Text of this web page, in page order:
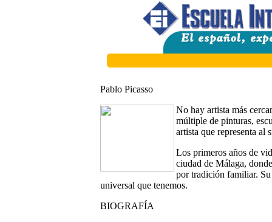
Pablo Picasso
No hay artista más
múltiple de pinturas,
artista que representa
Los primeros años de
ciudad de Málaga,
por tradición familiar.
universal que tenemos.
BIOGRAFÍA